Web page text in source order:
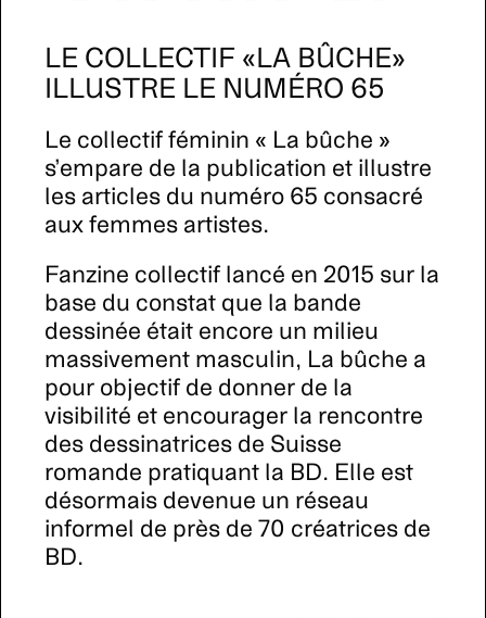
LE COLLECTIF «LA BÛCHE»
ILLUSTRE LE NUMÉRO 65
Le collectif féminin « La bûche »
s’empare de la publication et illustre
les articles du numéro 65 consacré
aux femmes artistes.
Fanzine collectif lancé en 2015 sur la
base du constat que la bande
dessinée était encore un milieu
massivement masculin, La bûche a
pour objectif de donner de la
visibilité et encourager la rencontre
des dessinatrices de Suisse
romande pratiquant la BD. Elle est
désormais devenue un réseau
informel de près de 70 créatrices de
BD.